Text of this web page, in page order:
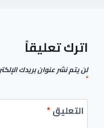
اترك تعليقاً
لن يتم نشر عنوان بريدك
*
التعليق*